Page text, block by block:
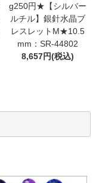
g250円★【シルバー
ルチル】銀針水晶ブ
レスレットM★10.5
mm：SR-44802
8,657円(税込)